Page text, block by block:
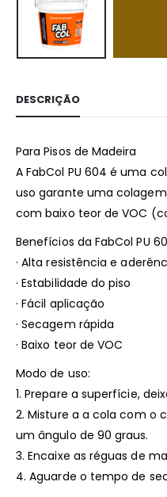
DESCRIÇÃO
Para Pisos de Madeira
A FabCol PU 604 é uma
uso garante uma
com baixo teor de VOC
Benefícios da FabCol PU
· Alta resistência e
· Estabilidade do piso
· Fácil aplicação
· Secagem rápida
· Baixo teor de VOC
Modo de uso:
1. Prepare a superfície,
2. Misture a a cola com o
um ângulo de 90 graus.
3. Encaixe as réguas de
4. Aguarde o tempo de